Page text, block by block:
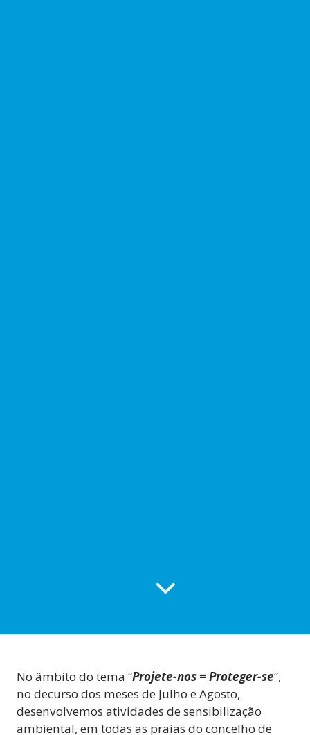
No âmbito do tema “Projete-nos = Proteger-se”,
no decurso dos meses de Julho e Agosto,
desenvolvemos atividades de sensibilização
ambiental, em todas as praias do concelho de